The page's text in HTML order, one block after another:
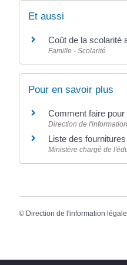
Et aussi
Coût de la scolarité
Famille - Scolarité
Pour en savoir plus
Comment faire
Direction de
Liste des
Ministère chargé de
© Direction de l'information